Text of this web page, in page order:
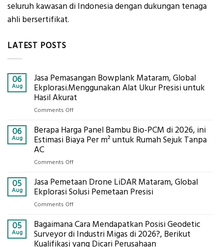
seluruh kawasan di Indonesia dengan dukungan tenaga
ahli bersertifikat.
LATEST POSTS
06
Aug
Jasa Pemasangan Bowplank Mataram, Global
Ekplorasi.Menggunakan Alat Ukur Presisi untuk
Hasil Akurat
Comments Offon
Pemasangan
Bowplank
Ukur
Presisi
untuk
Akurat
06
Aug
Berapa Harga Panel Bambu Bio-PCM di 2026, ini
Estimasi Biaya Per m² untuk Rumah Sejuk Tanpa
AC
Comments Offon
Harga
Panel
di
2026,
05
Aug
Jasa Pemetaan Drone LiDAR Mataram, Global
Ekplorasi Solusi Pemetaan Presisi
Comments Offon
Pemetaan
Drone
LiDAR
05
Aug
Bagaimana Cara Mendapatkan Posisi Geodetic
Surveyor di Industri Migas di 2026?, Berikut
Kualifikasi yang Dicari Perusahaan